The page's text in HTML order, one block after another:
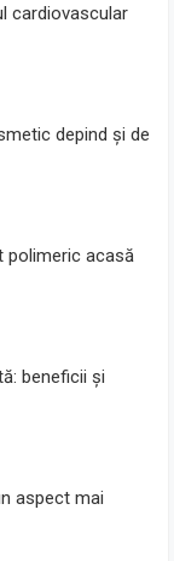
cardiovascular
depind și de
polimeric acasă
beneficii și
aspect mai